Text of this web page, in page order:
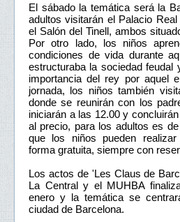
El sábado la temática será la
adultos visitarán el Palacio
el Salón del Tinell, ambos
Por otro lado, los niños
condiciones de vida durante
estructuraba la sociedad
importancia del rey por aquel
jornada, los niños también
donde se reunirán con los
iniciarán a las 12.00 y
al precio, para los adultos es
que los niños pueden
forma gratuita, siempre con
Los actos de 'Les Claus de
La Central y el MUHBA
enero y la temática se
ciudad de Barcelona.